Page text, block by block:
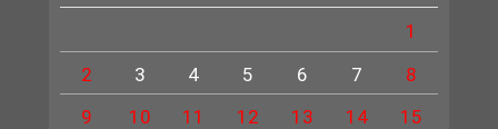
1
2
3 4 5 6 7
8
9
10 11 12 13 14
15